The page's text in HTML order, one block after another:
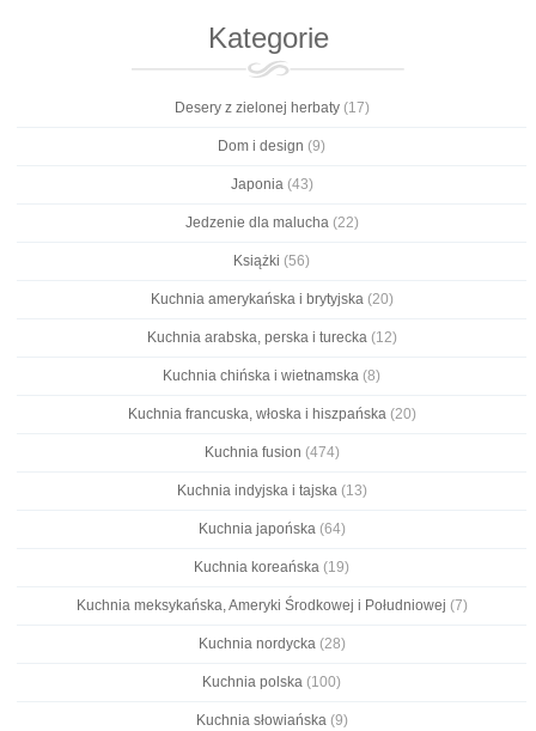
Kategorie
Desery z zielonej herbaty(17)
Dom i design (9)
Japonia(43)
Jedzenie dla malucha(22)
Książki (56)
Kuchnia amerykańska i brytyjska(20)
Kuchnia arabska, perska i turecka(12)
Kuchnia chińska i wietnamska (8)
Kuchnia francuska, włoska i hiszpańska(20)
Kuchnia fusion (474)
Kuchnia indyjska i tajska(13)
Kuchnia japońska(64)
Kuchnia koreańska (19)
Kuchnia meksykańska, Ameryki Środkowej i Południowej (7)
Kuchnia nordycka(28)
Kuchnia polska (100)
Kuchnia słowiańska(9)